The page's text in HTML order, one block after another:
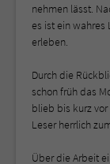
nehmen lässt.
es ist ein wahres
erleben.
Durch die
schon früh das
blieb bis kurz vor
Leser herrlich
Über die Arbeit